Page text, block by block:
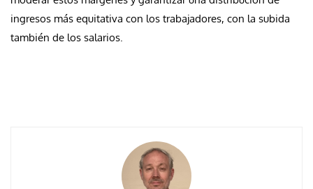
ingresos más equitativa con los trabajadores, con la subida
también de los salarios.